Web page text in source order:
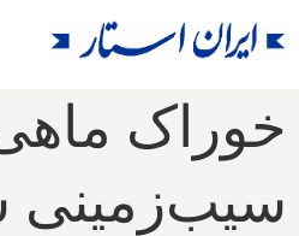
خوراک
سیب‌زمینی